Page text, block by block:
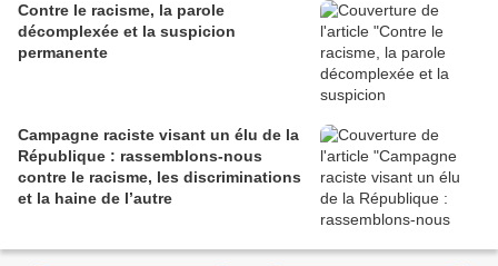
Contre le racisme, la parole
décomplexée et la suspicion
permanente
Campagne raciste visant un élu de la
République : rassemblons-nous
contre le racisme, les discriminations
et la haine de l’autre